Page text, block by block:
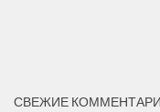
СВЕЖИЕ